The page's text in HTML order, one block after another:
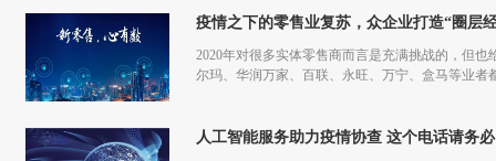
疫情之下的零售业复苏，众企业打造“圈层
2020年对很多实体零售商而言是充满挑战的，但
尔玛、华润万家、百联、永旺、万宁、盒马等业
人工智能服务助力疫情协查 这个电话请务